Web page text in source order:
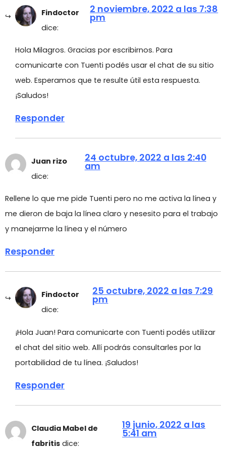
Findoctor
dice:
2 noviembre, 2022 a las 7:38
pm
Hola Milagros. Gracias por escribirnos. Para
comunicarte con Tuenti podés usar el chat de su sitio
web. Esperamos que te resulte útil esta respuesta.
¡Saludos!
Responder
Juan rizo
dice:
24 octubre, 2022 a las 2:40
am
Rellene lo que me pide Tuenti pero no me activa la línea y
me dieron de baja la línea claro y nesesito para el trabajo
y manejarme la línea y el número
Responder
Findoctor
dice:
25 octubre, 2022 a las 7:29
pm
¡Hola Juan! Para comunicarte con Tuenti podés utilizar
el chat del sitio web. Allí podrás consultarles por la
portabilidad de tu línea. ¡Saludos!
Responder
Claudia Mabel de
fabritis dice:
19 junio, 2022 a las
5:41 am